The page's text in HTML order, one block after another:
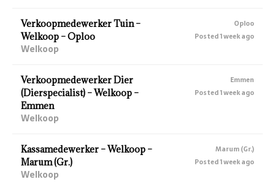
Verkoopmedewerker Tuin –
Welkoop – Oploo
Welkoop
Oploo
Posted 1 week ago
Verkoopmedewerker Dier
(Dierspecialist) – Welkoop –
Emmen
Welkoop
Emmen
Posted 1 week ago
Kassamedewerker – Welkoop –
Marum (Gr.)
Welkoop
Marum (Gr.)
Posted 1 week ago